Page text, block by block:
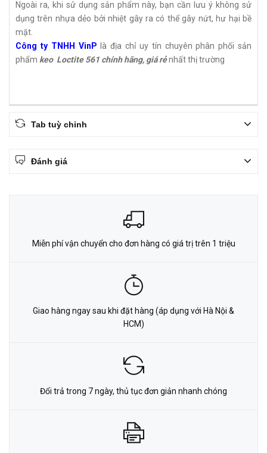
Ngoài ra, khi sử dụng sản phẩm này, bạn cần lưu ý không sử
dụng trên nhựa dẻo bởi nhiệt gây ra có thể gây nứt, hư hại bề
mặt.
Công ty TNHH VinP
là địa chỉ uy tín chuyên phân phối sản
phẩm keo Loctite 561 chính hãng, giá rẻnhất thị trường
Tab tuỳ chỉnh
Đánh giá
Miễn phí vận chuyển cho đơn hàng có giá trị trên 1 triệu
Giao hàng ngay sau khi đặt hàng (áp dụng với Hà Nội &
HCM)
Đổi trả trong 7 ngày, thủ tục đơn giản nhanh chóng